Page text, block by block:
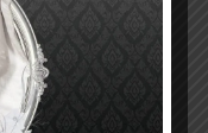
ประจำปี 2559
Prince Mahidol
Prince Mahidol